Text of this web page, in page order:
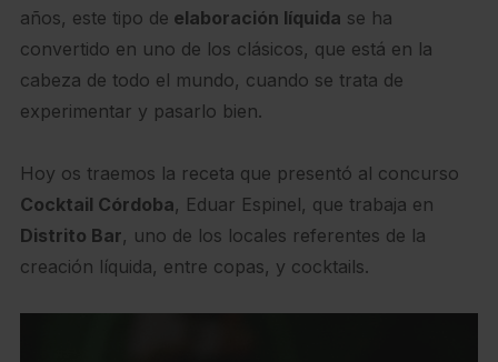
años, este tipo de elaboración líquida se ha
convertido en uno de los clásicos, que está en la
cabeza de todo el mundo, cuando se trata de
experimentar y pasarlo bien.
Hoy os traemos la receta que presentó al concurso
Cocktail Córdoba, Eduar Espinel, que trabaja en
Distrito Bar, uno de los locales referentes de la
creación líquida, entre copas, y cocktails.